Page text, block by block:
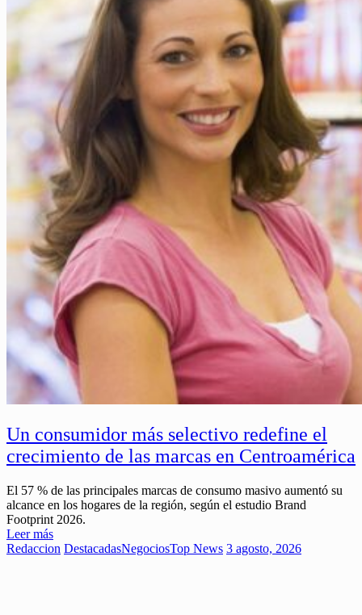
Un consumidor más selectivo redefine el
crecimiento de las marcas en Centroamérica
El 57 % de las principales marcas de consumo masivo aumentó su
alcance en los hogares de la región, según el estudio Brand
Footprint 2026.
Leer más
Redaccion DestacadasNegociosTop News 3 agosto, 2026